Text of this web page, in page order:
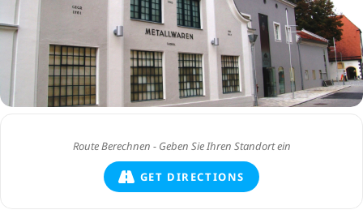
GET DIRECTIONS